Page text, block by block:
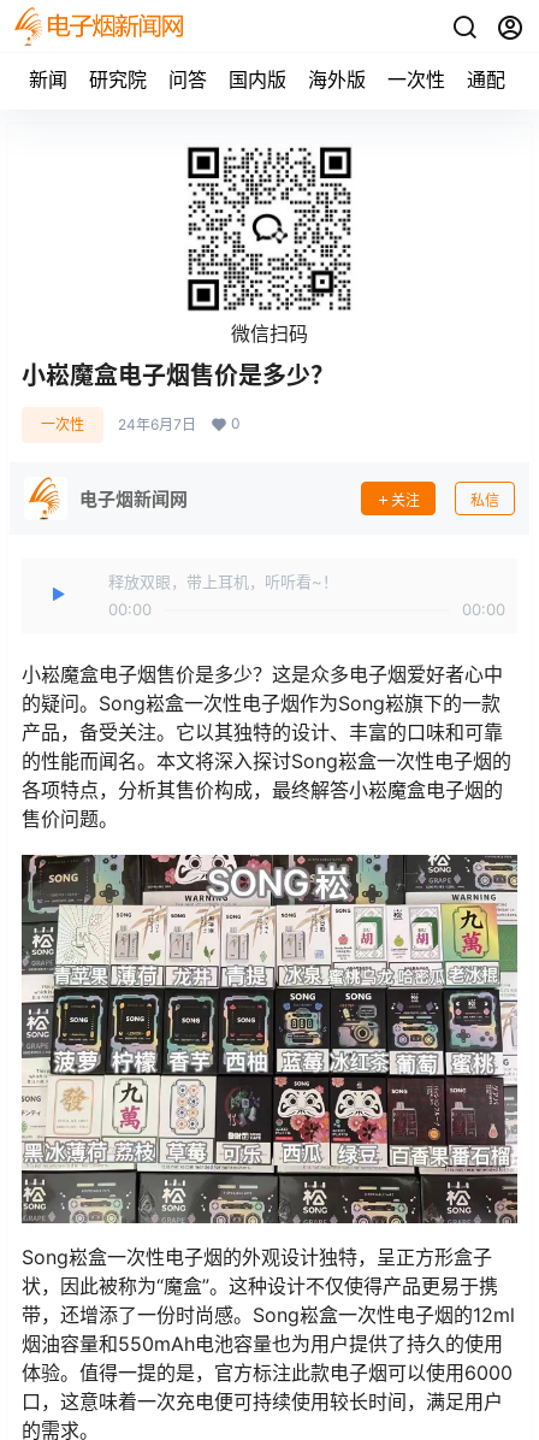
新闻 研究院 问答 国内版 海外版 一次性 通配
微信扫码
小崧魔盒电子烟售价是多少？
一次性 24年6月7日 0
电子烟新闻网 关注 私信
释放双眼，带上耳机，听听看~！
00:00
00:00
小崧魔盒电子烟售价是多少？这是众多电子烟爱好者心中
的疑问。Song崧盒一次性电子烟作为Song崧旗下的一款
产品，备受关注。它以其独特的设计、丰富的口味和可靠
的性能而闻名。本文将深入探讨Song崧盒一次性电子烟的
各项特点，分析其售价构成，最终解答小崧魔盒电子烟的
售价问题。
Song崧盒一次性电子烟的外观设计独特，呈正方形盒子
状，因此被称为“魔盒”。这种设计不仅使得产品更易于携
带，还增添了一份时尚感。Song崧盒一次性电子烟的12ml
烟油容量和550mAh电池容量也为用户提供了持久的使用
体验。值得一提的是，官方标注此款电子烟可以使用6000
口，这意味着一次充电便可持续使用较长时间，满足用户
的需求。